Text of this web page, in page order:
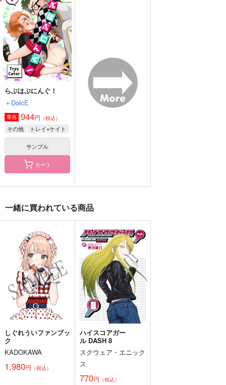
AP-DASH
330円（税込）
糸師凛×潔世一
サンプル
作品詳細
サンプル
作品詳細
百合の棺で夢を見させ
て
湘南事変
1,100円（税込）
トレイ×ケイト
サンプル
作品詳細
とれけい11月号
PUNCTUAL
802円（税込）
トレイ×ケイト
サンプル
作品詳細
らぶはぷにんぐ！
＋DolcE
専売 944円 （税込）
その他 トレイ×ケイト
サンプル
カート
一緒に買われている商品
しぐれういファンブッ
ク
KADOKAWA
1,980円 （税込）
ハイスコアガー
ル DASH 8
スクウェア・エニック
ス
770円 （税込）